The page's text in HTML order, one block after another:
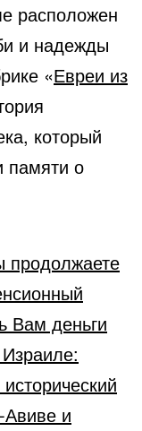
расположен
и надежды
«Евреи из
который
памяти о
Вам деньги
Израиле:
Авиве и